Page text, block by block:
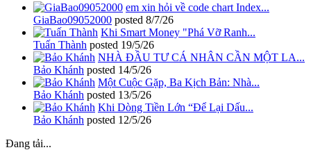
em xin hỏi về code chart Index...
GiaBao09052000 posted 8/7/26
Khi Smart Money "Phá Vỡ Ranh...
Tuấn Thành posted 19/5/26
NHÀ ĐẦU TƯ CÁ NHÂN CẦN MỘT LA...
Bảo Khánh posted 14/5/26
Một Cuộc Gặp, Ba Kịch Bản: Nhà...
Bảo Khánh posted 13/5/26
Khi Dòng Tiền Lớn “Để Lại Dấu...
Bảo Khánh posted 12/5/26
Đang tải...